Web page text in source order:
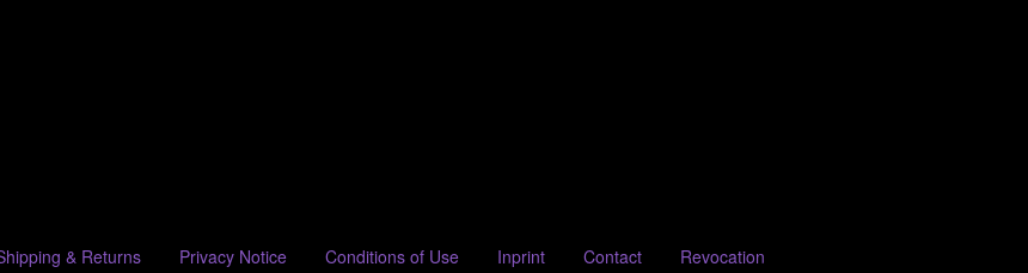
& Returns Privacy Notice Conditions of Use Inprint Contact Revocation